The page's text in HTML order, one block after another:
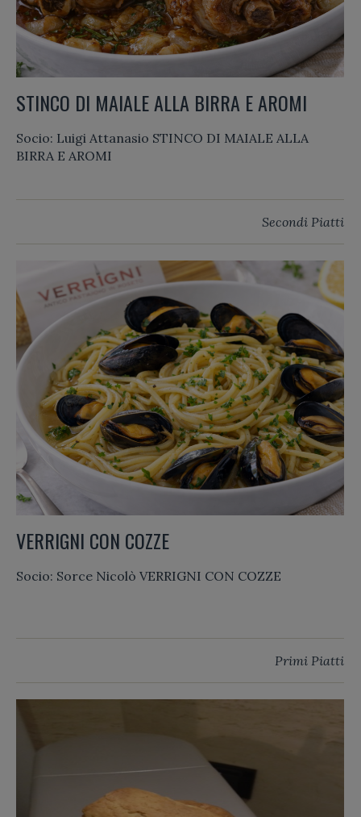
STINCO DI MAIALE ALLA BIRRA E AROMI
Socio: Luigi Attanasio STINCO DI MAIALE ALLA
BIRRA E AROMI
Secondi Piatti
VERRIGNI CON COZZE
Socio: Sorce Nicolò VERRIGNI CON COZZE
Primi Piatti